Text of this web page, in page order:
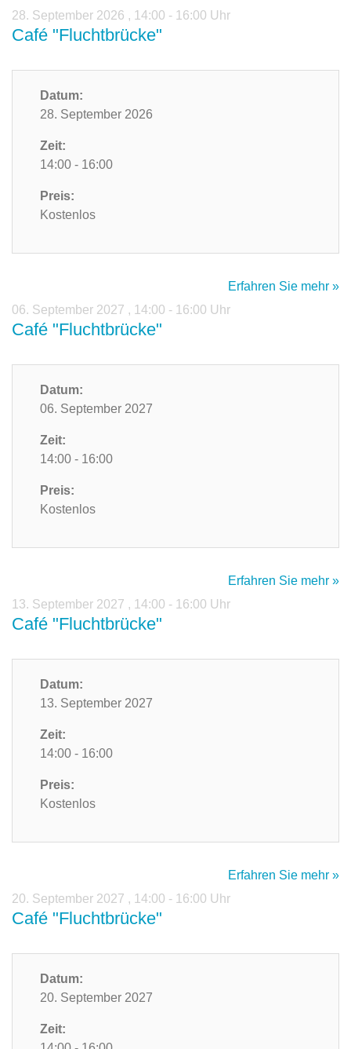
28. September 2026 , 14:00 - 16:00 Uhr
Café "Fluchtbrücke"
Datum:
28. September 2026
Zeit:
14:00 - 16:00
Preis:
Kostenlos
Erfahren Sie mehr »
06. September 2027 , 14:00 - 16:00 Uhr
Café "Fluchtbrücke"
Datum:
06. September 2027
Zeit:
14:00 - 16:00
Preis:
Kostenlos
Erfahren Sie mehr »
13. September 2027 , 14:00 - 16:00 Uhr
Café "Fluchtbrücke"
Datum:
13. September 2027
Zeit:
14:00 - 16:00
Preis:
Kostenlos
Erfahren Sie mehr »
20. September 2027 , 14:00 - 16:00 Uhr
Café "Fluchtbrücke"
Datum:
20. September 2027
Zeit: